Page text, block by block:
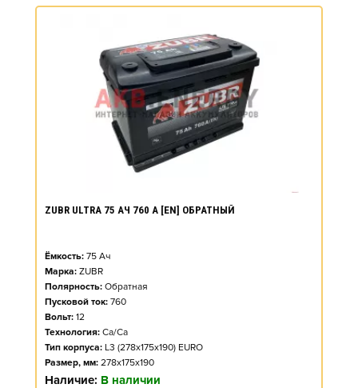
ZUBR ULTRA 75 АЧ 760 А [EN] ОБРАТНЫЙ
Ёмкость: 75 Ач
Марка: ZUBR
Полярность: Обратная
Пусковой ток: 760
Вольт: 12
Технология: Ca/Ca
Тип корпуса: L3 (278x175x190) EURO
Размер, мм: 278x175x190
Наличие: В наличии